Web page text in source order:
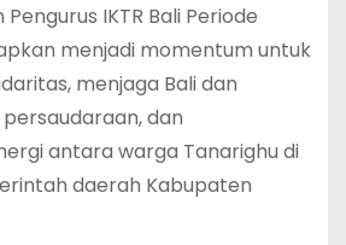
IKTR Bali Periode
menjadi momentum untuk
menjaga Bali dan
dan
antara warga Tanarighu di
daerah Kabupaten